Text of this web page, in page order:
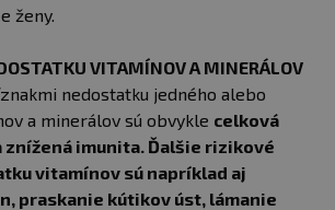
ženy.
VITAMÍNOV A MINERÁLOV
nedostatku jedného alebo
a minerálov sú obvykle celková
znížená imunita. Ďalšie rizikové
vitamínov sú napríklad aj
praskanie kútikov úst, lámanie